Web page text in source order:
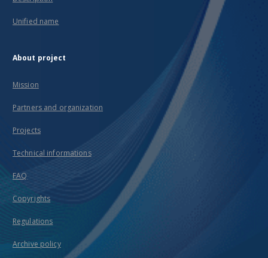
Unified name
About project
Mission
Partners and organization
Projects
Technical informations
FAQ
Copyrights
Regulations
Archive policy